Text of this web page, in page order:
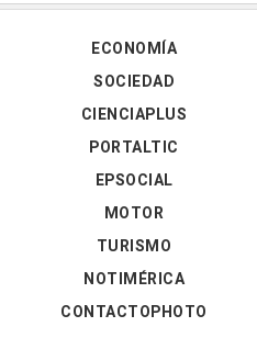
ECONOMÍA
SOCIEDAD
CIENCIAPLUS
PORTALTIC
EPSOCIAL
MOTOR
TURISMO
NOTIMÉRICA
CONTACTOPHOTO